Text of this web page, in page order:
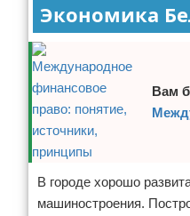
Экономика
Вам
В городе хорошо
машиностроения.